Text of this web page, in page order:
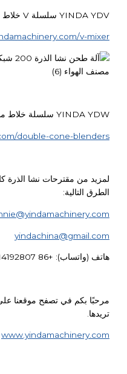
YINDA YDV سلسلة V خلاط مخروطي
v-mixer/
YINDA YDW سلسلة خلاط مخروطي مزدوج
double-cone-blenders/
لمزيد من مقترحات نشا الذرة
الطرق التالية:
yindachina@gmail.com
هاتف (واتساب): +86 13914192807
مرحبًا بكم في تصفح موقعنا
تريدها.
www.yindamachinery.com